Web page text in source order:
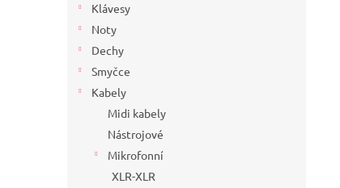
Klávesy
Noty
Dechy
Smyčce
Kabely
Midi kabely
Nástrojové
Mikrofonní
XLR-XLR